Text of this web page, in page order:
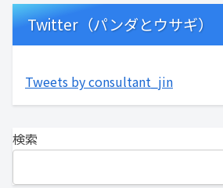
Twitter（パンダとウサギ）
Tweets by consultant_jin
検索